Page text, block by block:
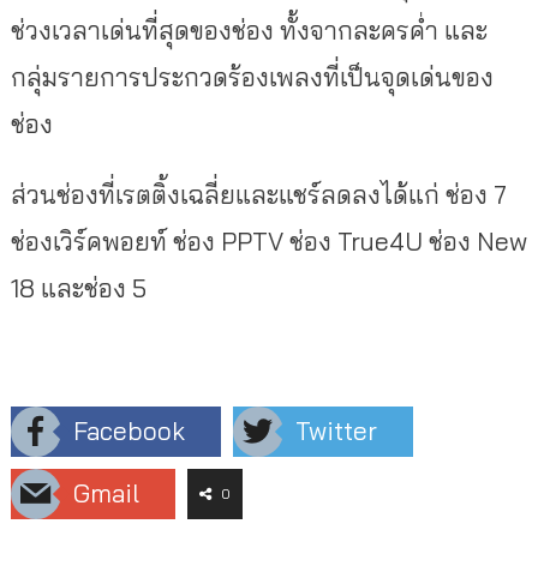
ช่วงเวลาเด่นที่สุดของช่อง ทั้งจากละครค่ำ และ
กลุ่มรายการประกวดร้องเพลงที่เป็นจุดเด่นของ
ช่อง
ส่วนช่องที่เรตติ้งเฉลี่ยและแชร์ลดลงได้แก่ ช่อง 7
ช่องเวิร์คพอยท์ ช่อง PPTV ช่อง True4U ช่อง New
18 และช่อง 5
Facebook
Twitter
Gmail
0